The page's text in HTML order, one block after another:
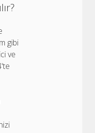
gibi
ve